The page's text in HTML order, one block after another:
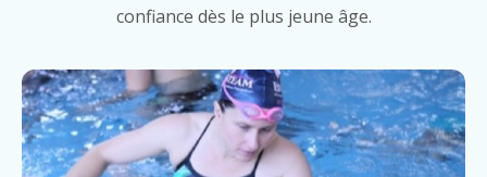
confiance dès le plus jeune âge.